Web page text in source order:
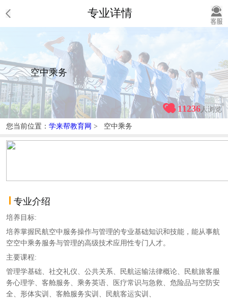
专业详情
空中乘务
11236人浏览
您当前位置： 学来帮教育网 > 空中乘务
专业介绍
培养目标:
培养掌握民航空中服务操作与管理的专业基础知识和技能，能从事航
空空中乘务服务与管理的高级技术应用性专门人才。
主要课程:
管理学基础、社交礼仪、公共关系、民航运输法律概论、民航旅客服
务心理学、客舱服务、乘务英语、医疗常识与急救、危险品与空防安
全、形体实训、客舱服务实训、民航客运实训、